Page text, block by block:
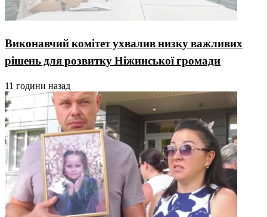
Виконавчий комітет ухвалив низку важливих
рішень для розвитку Ніжинської громади
11 години назад